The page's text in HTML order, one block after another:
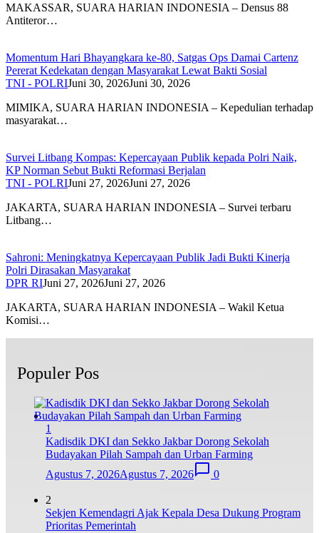
MAKASSAR, SUARA HARIAN INDONESIA – Densus 88
Antiteror…
Momentum Hari Bhayangkara ke-80, Satgas Ops Damai Cartenz
Pererat Kedekatan dengan Masyarakat Lewat Bakti Sosial
TNI - POLRIJuni 30, 2026Juni 30, 2026
MIMIKA, SUARA HARIAN INDONESIA – Kepedulian terhadap
masyarakat…
Survei Litbang Kompas: Kepercayaan Publik kepada Polri Naik,
KP Norman Sebut Bukti Reformasi Berjalan
TNI - POLRIJuni 27, 2026Juni 27, 2026
JAKARTA, SUARA HARIAN INDONESIA – Survei terbaru
Litbang…
Sahroni: Meningkatnya Kepercayaan Publik Jadi Bukti Kinerja
Polri Dirasakan Masyarakat
DPR RIJuni 27, 2026Juni 27, 2026
JAKARTA, SUARA HARIAN INDONESIA – Wakil Ketua
Komisi…
Populer Pos
1
Kadisdik DKI dan Sekko Jakbar Dorong Sekolah
Budayakan Pilah Sampah dan Urban Farming
Agustus 7, 2026Agustus 7, 2026 0
2
Sekjen Kemendagri Ajak Kepala Desa Dukung Program
Prioritas Pemerintah